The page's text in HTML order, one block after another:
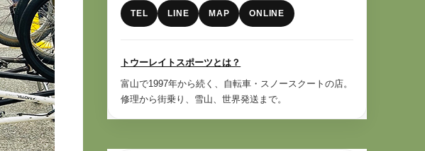
TEL LINE MAP ONLINE
トウーレイトスポーツとは？
富山で1997年から続く、自転車・スノースクートの店。
修理から街乗り、雪山、世界発送まで。